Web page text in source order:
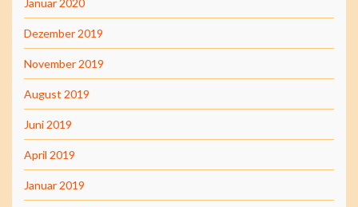
Dezember 2019
November 2019
August 2019
Juni 2019
April 2019
Januar 2019